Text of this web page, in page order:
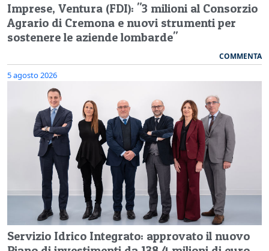
Imprese, Ventura (FDI): "3 milioni al Consorzio
Agrario di Cremona e nuovi strumenti per
sostenere le aziende lombarde"
COMMENTA
5 agosto 2026
Servizio Idrico Integrato: approvato il nuovo